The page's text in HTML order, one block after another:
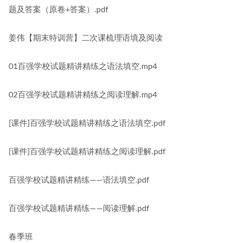
题及答案（原卷+答案）.pdf
姜伟【期末特训营】二次课梳理语填及阅读
01百强学校试题精讲精练之语法填空.mp4
02百强学校试题精讲精练之阅读理解.mp4
[课件]百强学校试题精讲精练之语法填空.pdf
[课件]百强学校试题精讲精练之阅读理解.pdf
百强学校试题精讲精练——语法填空.pdf
百强学校试题精讲精练——阅读理解.pdf
春季班